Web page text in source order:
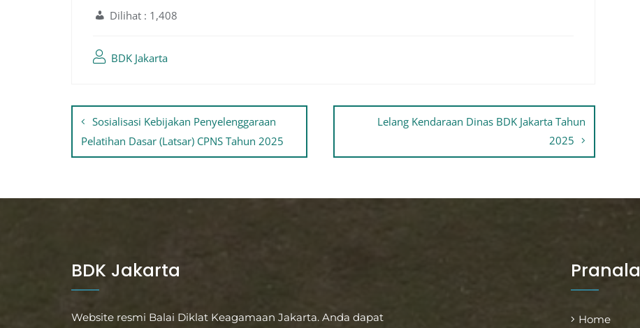
Dilihat : 1,408
BDK Jakarta
Navigasi
pos
Sosialisasi Kebijakan Penyelenggaraan
Pelatihan Dasar (Latsar) CPNS Tahun 2025
Lelang Kendaraan Dinas BDK Jakarta Tahun
2025
BDK Jakarta
Website resmi Balai Diklat Keagamaan Jakarta. Anda dapat
Pranala
Home